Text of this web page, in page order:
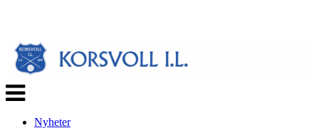
Veksle
navigasjon
Nyheter